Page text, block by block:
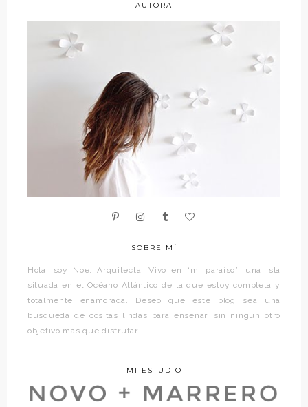
AUTORA
SOBRE MÍ
Hola, soy Noe. Arquitecta. Vivo en “mi paraíso”, una isla
situada en el Océano Atlántico de la que estoy completa y
totalmente enamorada. Deseo que este blog sea una
búsqueda de cositas lindas para enseñar, sin ningún otro
objetivo más que disfrutar.
MI ESTUDIO